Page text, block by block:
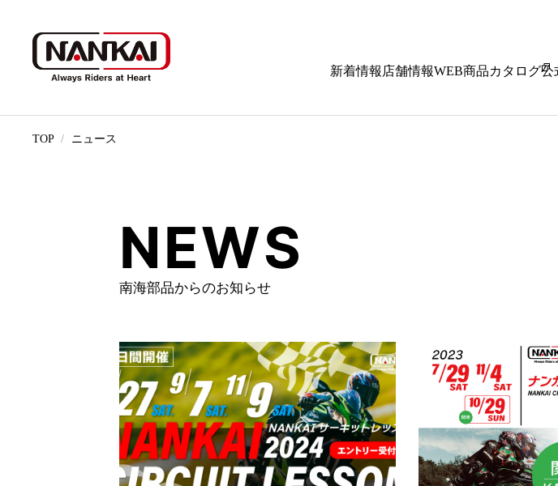
新着情報 店舗情報WEB商品カタログ公
TOP ニュース
NEWS
南海部品からのお知らせ